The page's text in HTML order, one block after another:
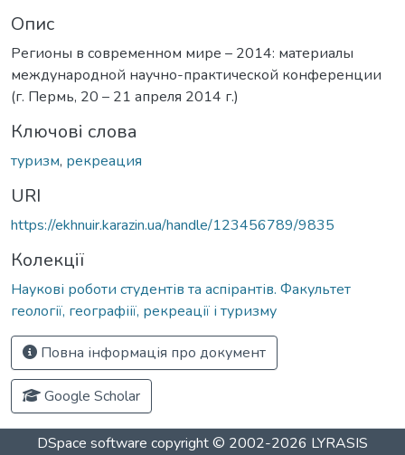
Опис
Регионы в современном мире – 2014: материалы
международной научно-практической конференции
(г. Пермь, 20 – 21 апреля 2014 г.)
Ключові слова
туризм, рекреация
URI
https://ekhnuir.karazin.ua/handle/123456789/9835
Колекції
Наукові роботи студентів та аспірантів. Факультет
геології, географіії, рекреації і туризму
Повна інформація про документ
Google Scholar
DSpace software copyright © 2002-2026 LYRASIS